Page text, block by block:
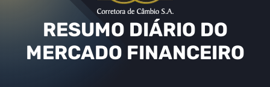
RESUMO DIÁRIO DO
MERCADO FINANCEIRO